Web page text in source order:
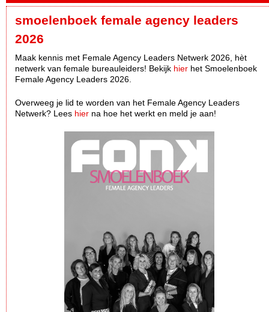
smoelenboek female agency leaders
2026
Maak kennis met Female Agency Leaders Netwerk 2026, hèt
netwerk van female bureauleiders! Bekijk hier het Smoelenboek
Female Agency Leaders 2026.
Overweeg je lid te worden van het Female Agency Leaders
Netwerk? Lees hier na hoe het werkt en meld je aan!